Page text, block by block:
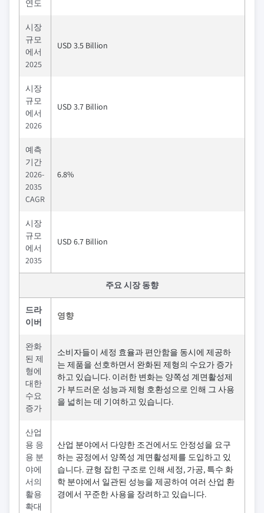
연도
시장
규모
에서
2025
USD 3.5 Billion
시장
규모
에서
2026
USD 3.7 Billion
예측
기간
2026-
2035
CAGR
6.8%
시장
규모
에서
2035
USD 6.7 Billion
주요 시장 동향
드라
이버
영향
완화
된 제
형에
대한
수요
증가
소비자들이 세정 효율과 편안함을 동시에 제공하
는 제품을 선호하면서 완화된 제형의 수요가 증가
하고 있습니다. 이러한 변화는 양쪽성 계면활성제
가 부드러운 성능과 제형 호환성으로 인해 그 사용
을 넓히는 데 기여하고 있습니다.
산업
용 응
용 분
야에
서의
활용
확대
산업 분야에서 다양한 조건에서도 안정성을 요구
하는 공정에서 양쪽성 계면활성제를 도입하고 있
습니다. 균형 잡힌 구조로 인해 세정, 가공, 특수 화
학 분야에서 일관된 성능을 제공하여 여러 산업 환
경에서 꾸준한 사용을 장려하고 있습니다.